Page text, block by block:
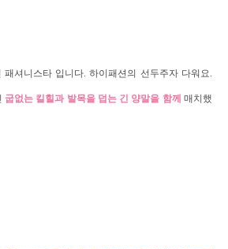
패셔니스타 입니다. 하이패션의 선두주자 다워요.
굽없는 킬힐과 발목을 덥는 긴 양말을 함께매치했